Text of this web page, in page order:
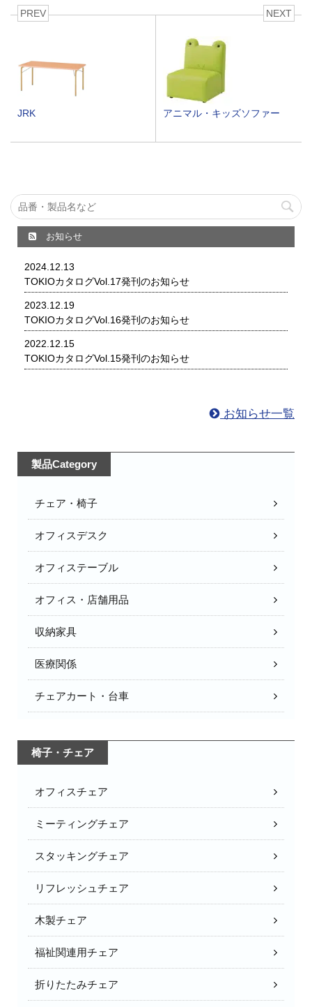
PREV
JRK
NEXT
アニマル・キッズソファー
お知らせ
2024.12.13
TOKIOカタログVol.17発刊のお知らせ
2023.12.19
TOKIOカタログVol.16発刊のお知らせ
2022.12.15
TOKIOカタログVol.15発刊のお知らせ
お知らせ一覧
製品Category
チェア・椅子
オフィスデスク
オフィステーブル
オフィス・店舗用品
収納家具
医療関係
チェアカート・台車
椅子・チェア
オフィスチェア
ミーティングチェア
スタッキングチェア
リフレッシュチェア
木製チェア
福祉関連用チェア
折りたたみチェア